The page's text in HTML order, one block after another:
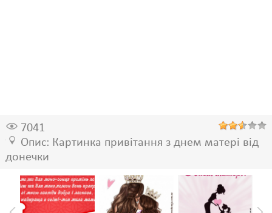
7041
Опис: Картинка привітання з днем матері від
донечки